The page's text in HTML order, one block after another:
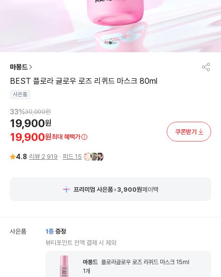
마몽드
BEST 플로라 글로우 로즈 리퀴드 마스크 80ml
사은품
33%30,000원
19,900원
19,900원최대 혜택가
쿠폰받기
4.8 리뷰 2,919 피드 15
프리미엄 사은품+3,900원페이백
사은품 1종 증정
뷰티포인트 전액 결제 시 제외
마몽드 플로라글로우 로즈 리퀴드 마스크 15ml
1개